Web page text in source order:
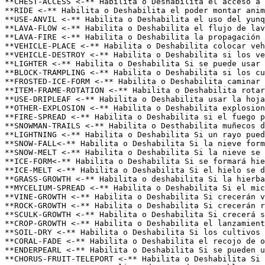
**RIDE <-** Habilita o Deshabilita el poder montar
**USE-ANVIL <-** Habilita o Deshabilita el uso del
**LAVA-FLOW <-** Habilita o Deshabilita el flujo de
**LAVA-FIRE <-** Habilita o Deshabilita la
**VEHICLE-PLACE <-** Habilita o Deshabilita colocar
**VEHICLE-DESTROY <-** Habilita o Deshabilita si los
**LIGHTER <-** Habilita o Deshabilita Si se puede
**BLOCK-TRAMPLING <-** Habilita o Deshabilita si
**FROSTED-ICE-FORM <-** Habilita o Deshabilita
**ITEM-FRAME-ROTATION <-** Habilita o Deshabilita
**USE-DRIPLEAF <-** Habilita o Deshabilita usar la
**OTHER-EXPLOSION <-** Habilita o Deshabilita
**FIRE-SPREAD <-** Habilita o Deshabilita si el fuego
**SNOWMAN-TRAILS <-** Habilita o Desthabilita
**LIGHTNING <-** Habilita o Deshabilita Si un rayo
**SNOW-FALL<-** Habilita o Deshabilita Si la nieve
**SNOW-MELT <-** Habilita o Deshabilita Si la nieve
**ICE-FORM<-** Habilita o Deshabilita Si se formará
**ICE-MELT <-** Habilita o Deshabilita Si el hielo se
**GRASS-GROWTH <-** Habilita o deshabilita Si la
**MYCELIUM-SPREAD <-** Habilita o Deshabilita Si el
**VINE-GROWTH <-** Habilita o Deshabilita Si
**ROCK-GROWTH <-** Habilita o Deshabilita Si
**SCULK-GROWTH <-** Habilita o Deshabilita Si
**CROP-GROWTH <-** Habilita o Deshabilita el
**SOIL-DRY <-** Habilita o Deshabilita Si los
**CORAL-FADE <-** Habilita o Deshabilita el recojo
**ENDERPEARL <-** Habilita o Deshabilita Si se pueden
**CHORUS-FRUIT-TELEPORT <-** Habilita o